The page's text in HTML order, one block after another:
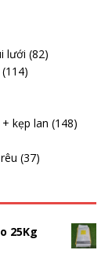
lưới (82)
(114)
kẹp lan (148)
(37)
25Kg